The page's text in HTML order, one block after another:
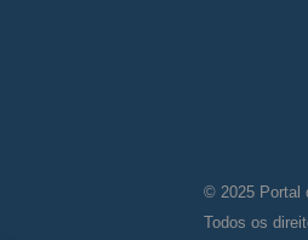
© 2025 Portal
Todos os